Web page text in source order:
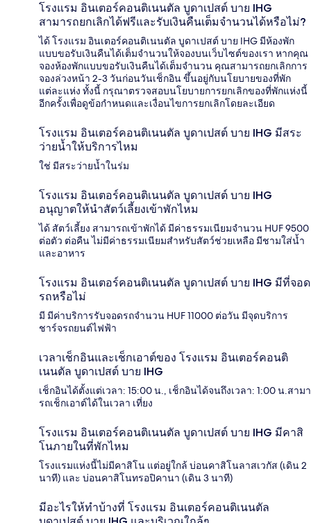
โรงแรม อินเตอร์คอนติเนนตัล บูดาเปสต์ บาย IHG
สามารถยกเลิกได้ฟรีและรับเงินคืนเต็มจำนวนได้หรือไม่?
ได้ โรงแรม อินเตอร์คอนติเนนตัล บูดาเปสต์ บาย IHG มีห้องพัก
แบบขอรับเงินคืนได้เต็มจำนวนให้จองบนเว็บไซต์ของเรา หากคุณ
จองห้องพักแบบขอรับเงินคืนได้เต็มจำนวน คุณสามารถยกเลิกการ
จองล่วงหน้า 2-3 วันก่อนวันเช็กอิน ขึ้นอยู่กับนโยบายของที่พัก
แต่ละแห่ง ทั้งนี้ กรุณาตรวจสอบนโยบายการยกเลิกของที่พักแห่งนี้
อีกครั้งเพื่อดูข้อกำหนดและเงื่อนไขการยกเลิกโดยละเอียด
โรงแรม อินเตอร์คอนติเนนตัล บูดาเปสต์ บาย IHG มีสระ
ว่ายน้ำให้บริการไหม
ใช่ มีสระว่ายน้ำในร่ม
โรงแรม อินเตอร์คอนติเนนตัล บูดาเปสต์ บาย IHG
อนุญาตให้นำสัตว์เลี้ยงเข้าพักไหม
ได้ สัตว์เลี้ยง สามารถเข้าพักได้ มีค่าธรรมเนียมจำนวน HUF 9500
ต่อตัว ต่อคืน ไม่มีค่าธรรมเนียมสำหรับสัตว์ช่วยเหลือ มีชามใส่น้ำ
และอาหาร
โรงแรม อินเตอร์คอนติเนนตัล บูดาเปสต์ บาย IHG มีที่จอด
รถหรือไม่
มี มีค่าบริการรับจอดรถจำนวน HUF 11000 ต่อวัน มีจุดบริการ
ชาร์จรถยนต์ไฟฟ้า
เวลาเช็กอินและเช็กเอาต์ของ โรงแรม อินเตอร์คอนติ
เนนตัล บูดาเปสต์ บาย IHG
เช็กอินได้ตั้งแต่เวลา: 15:00 น., เช็กอินได้จนถึงเวลา: 1:00 น.สามา
รถเช็กเอาต์ได้ในเวลา เที่ยง
โรงแรม อินเตอร์คอนติเนนตัล บูดาเปสต์ บาย IHG มีคาสิ
โนภายในที่พักไหม
โรงแรมแห่งนี้ไม่มีคาสิโน แต่อยู่ใกล้ บ่อนคาสิโนลาสเวกัส (เดิน 2
นาที) และ บ่อนคาสิโนทรอปิคานา (เดิน 3 นาที)
มีอะไรให้ทำบ้างที่ โรงแรม อินเตอร์คอนติเนนตัล